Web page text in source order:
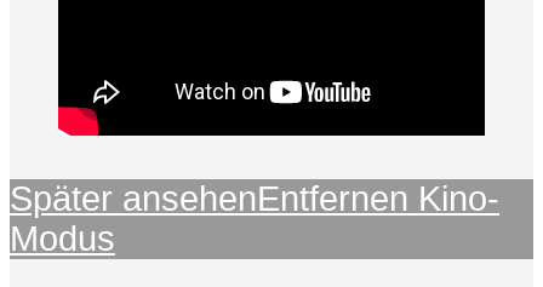
Später ansehenEntfernen Kino-
Modus